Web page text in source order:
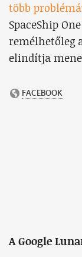
több
SpaceShip
remélhetőleg
elindítja
A Google